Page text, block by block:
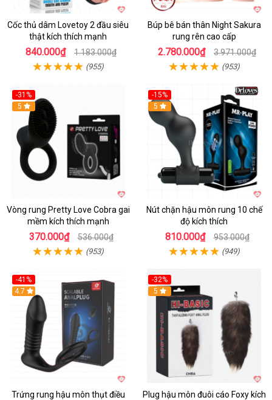
Cốc thủ dâm Lovetoy 2 đầu siêu
thật kích thích mạnh
840.000₫ 1.183.000₫
(955)
Búp bê bán thân Night Sakura
rung rên cao cấp
2.780.000₫ 3.971.000₫
(953)
-31%
5
Vòng rung Pretty Love Cobra gai
mềm kích thích mạnh
370.000₫ 536.000₫
(953)
-15%
Hot
5
Nút chặn hậu môn rung 10 chế
độ kích thích
810.000₫ 953.000₫
(949)
-41%
Hot
4.7
Trứng rung hậu môn thụt điều
-32%
Hot
5
Plug hậu môn đuôi cáo Foxy kích